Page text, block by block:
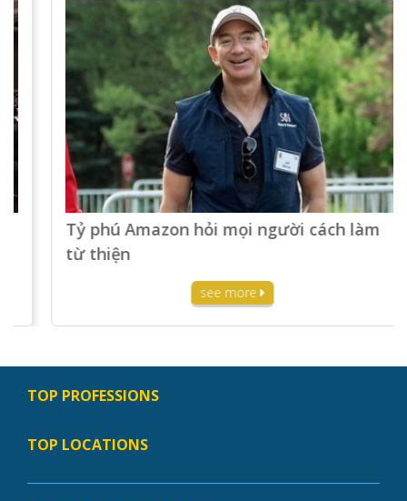
Tỷ phú Amazon hỏi mọi người cách làm
từ thiện
see more
TOP PROFESSIONS
TOP LOCATIONS